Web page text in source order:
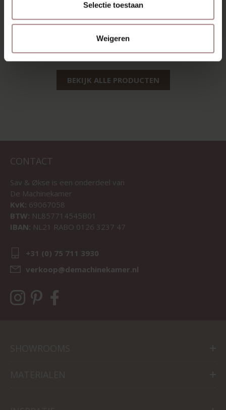
Selectie toestaan
Weigeren
EEVI TV-MEUBEL
200 CM | EIKEN
BEKIJK ALLE PRODUCTEN
CONTACT
Sav & Økse is een onderdeel van
De Machinekamer
KvK: 69067058
BTW: NL857714545B01
IBAN: NL21 RABO 0126 3237 47
+31 (0) 75 711 3930
verkoop@demachinekamer.nl